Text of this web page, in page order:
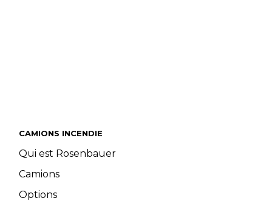
CAMIONS INCENDIE
Qui est Rosenbauer
Camions
Options